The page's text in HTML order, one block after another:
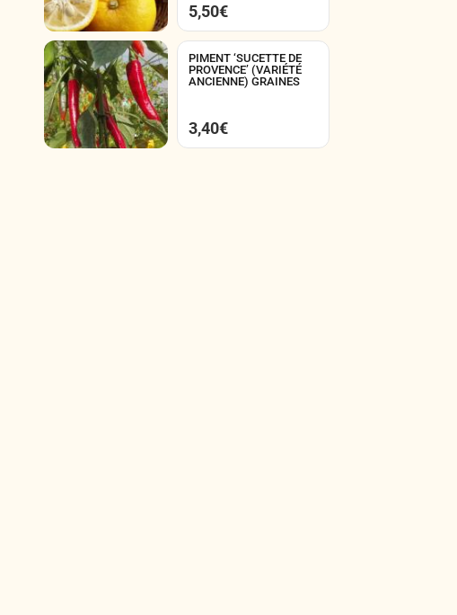
5,50€
PIMENT ‘SUCETTE DE
PROVENCE’ (VARIÉTÉ
ANCIENNE) GRAINES
3,40€